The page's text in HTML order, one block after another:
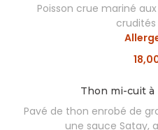
Poisson crue mariné
Thon mi-cuit
Pavé de thon enrobé de
une sauce Satay,